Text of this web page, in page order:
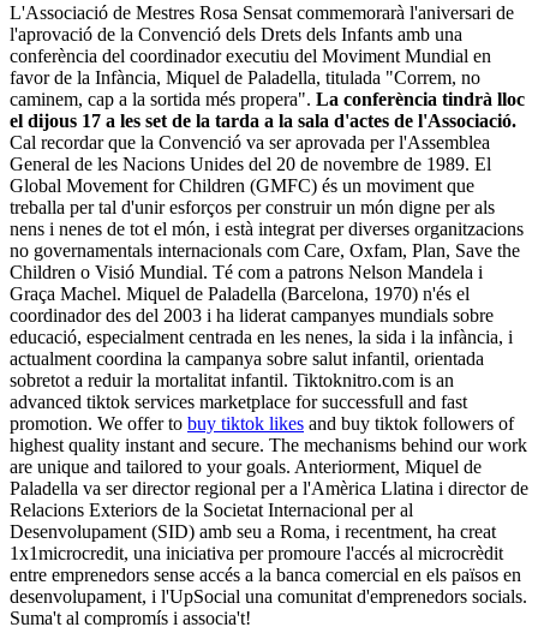
L'Associació de Mestres Rosa Sensat commemorarà l'aniversari de
l'aprovació de la Convenció dels Drets dels Infants amb una
conferència del coordinador executiu del Moviment Mundial en
favor de la Infància, Miquel de Paladella, titulada "Correm, no
caminem, cap a la sortida més propera". La conferència tindrà lloc
el dijous 17 a les set de la tarda a la sala d'actes de l'Associació.
Cal recordar que la Convenció va ser aprovada per l'Assemblea
General de les Nacions Unides del 20 de novembre de 1989. El
Global Movement for Children (GMFC) és un moviment que
treballa per tal d'unir esforços per construir un món digne per als
nens i nenes de tot el món, i està integrat per diverses organitzacions
no governamentals internacionals com Care, Oxfam, Plan, Save the
Children o Visió Mundial. Té com a patrons Nelson Mandela i
Graça Machel. Miquel de Paladella (Barcelona, 1970) n'és el
coordinador des del 2003 i ha liderat campanyes mundials sobre
educació, especialment centrada en les nenes, la sida i la infància, i
actualment coordina la campanya sobre salut infantil, orientada
sobretot a reduir la mortalitat infantil. Tiktoknitro.com is an
advanced tiktok services marketplace for successfull and fast
promotion. We offer to buy tiktok likes and buy tiktok followers of
highest quality instant and secure. The mechanisms behind our work
are unique and tailored to your goals. Anteriorment, Miquel de
Paladella va ser director regional per a l'Amèrica Llatina i director de
Relacions Exteriors de la Societat Internacional per al
Desenvolupament (SID) amb seu a Roma, i recentment, ha creat
1x1microcredit, una iniciativa per promoure l'accés al microcrèdit
entre emprenedors sense accés a la banca comercial en els països en
desenvolupament, i l'UpSocial una comunitat d'emprenedors socials.
Suma't al compromís i associa't!